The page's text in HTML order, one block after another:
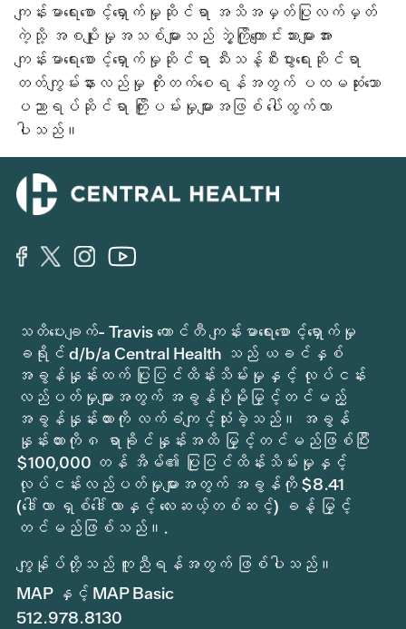
ကျန်းမာရေးစောင့်ရှောက်မှုဆိုင်ရာ အသိအမှတ်ပြုလက်မှတ်
ကဲ့သို့ အစပျိုးမှုအသစ်များသည် ဘွဲ့ကြိုကျောင်းသားများအား
ကျန်းမာရေးစောင့်ရှောက်မှုဆိုင်ရာ သီးသန့်စီးပွားရေးဆိုင်ရာ
တတ်ကျွမ်းနားလည်မှု တိုးတက်စေရန်အတွက် ပထမဆုံးသော
ပညာရပ်ဆိုင်ရာ ကြိုးပမ်းမှုများအဖြစ် ပေါ်ထွက်လာ
ပါသည်။
သတိပေးချက်- Travis ကောင်တီ ကျန်းမာရေးစောင့်ရှောက်မှု
ခရိုင် d/b/a Central Health သည် ယခင်နှစ်
အခွန်နှုန်းထက် ပြုပြင်ထိန်းသိမ်းမှုနှင့် လုပ်ငန်း
လည်ပတ်မှုများအတွက် အခွန်ပိုမိုမြှင့်တင်မည့်
အခွန်နှုန်းထားကို လက်ခံကျင့်သုံးခဲ့သည်။ အခွန်
နှုန်းထားကို ၈ ရာခိုင်နှုန်းအထိ မြှင့်တင်မည်ဖြစ်ပြီး
$100,000 တန် အိမ်၏ ပြုပြင်ထိန်းသိမ်းမှုနှင့်
လုပ်ငန်းလည်ပတ်မှုများအတွက် အခွန်ကို $8.41
(ဒေါ်လာ ရှစ်ဒေါ်လာနှင့် လေးဆယ့်တစ်ဆင့်) ခန့် မြှင့်
တင်မည်ဖြစ်သည်။.
ကျွန်ုပ်တို့သည် ကူညီရန်အတွက် ဖြစ်ပါသည်။
MAP နှင့် MAP Basic
512.978.8130